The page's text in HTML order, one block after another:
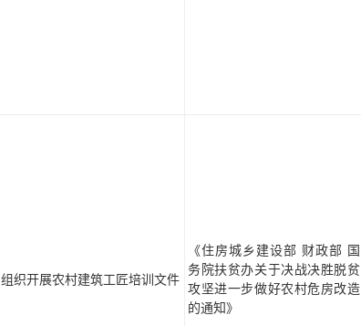
组织开展农村建筑工匠培训文件
《住房城乡建设部 财政部 国
务院扶贫办关于决战决胜脱贫
攻坚进一步做好农村危房改造
的通知》